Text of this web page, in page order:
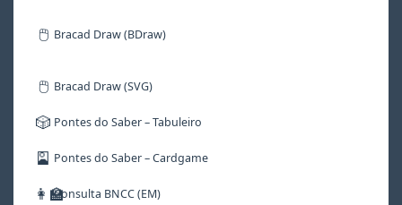
🖱️ Bracad Draw (BDraw)
🖱️ Bracad Draw (SVG)
🎲 Pontes do Saber – Tabuleiro
🎴 Pontes do Saber – Cardgame
👩‍🏫Consulta BNCC (EM)